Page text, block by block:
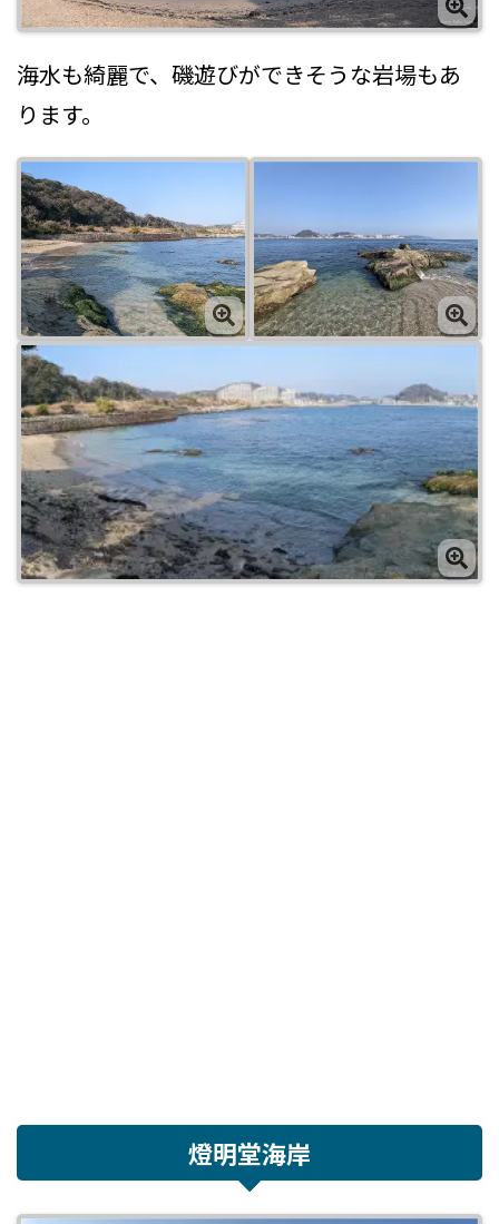
海水も綺麗で、磯遊びができそうな岩場もあ
ります。
燈明堂海岸